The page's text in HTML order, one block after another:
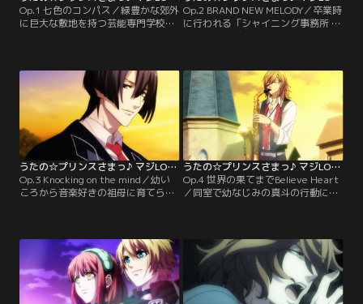
Op.1 七色のコンパス／緑豊かな郊外
に巨大な敷地を持つ芸能専門学校
海春歌。超人気アイドル
「HAYATO」に憧れ、作曲家を夢見
た少女の前に現れる数々の試練と、
麗しき、うたのプリンスたちの物語
が今始まる…！【提供：バンダイチ
ャンネル】
Op.2 BRAND NEW MELODY／卒業時
に行われる「シャイニング事務所 新
人発掘オーディション」の合格を目
実習」。しかしよりによって譜面が
書けない春歌、作詞の経験がない音
也がペアになる。果たして2人は課
題をクリアできるのか…？！【提
供：バンダイチャンネル】
うたの☆プリンスさまっ♪ マジLOVE1000％ 第03話
Op.3 Knocking on the mind／幼い
ころから音楽好きの祖母に育てられ
い。生徒たちの中傷の言葉に萎縮
し、ますます塞ぎこむその姿を見か
ねて、真斗がある行動を起こす。
【提供：バンダイチャンネル】
うたの☆プリンスさまっ♪ マジLOVE1000％ 第04話
Op.4 世界の果てまでBelieve Heart
／同室で幼なじみの真斗の行動に触
学園から最後通告を受け、退学すら
ほのめかされたことを知った春歌
は、レンに課題を期日までに提出す
るよう懇願するのだが…？【提供：
バンダイチャンネル】